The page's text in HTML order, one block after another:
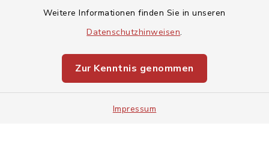
Weitere Informationen finden Sie in unseren
Datenschutzhinweisen.
Zur Kenntnis genommen
Impressum
Barrierefreiheit
Impressum
Sitemap